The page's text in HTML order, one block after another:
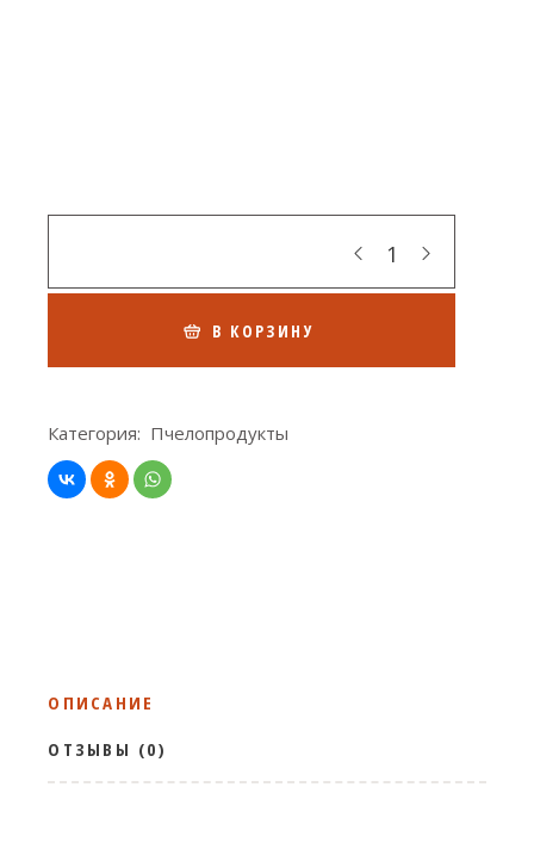
В КОРЗИНУ
Категория: Пчелопродукты
ОПИСАНИЕ
ОТЗЫВЫ (0)